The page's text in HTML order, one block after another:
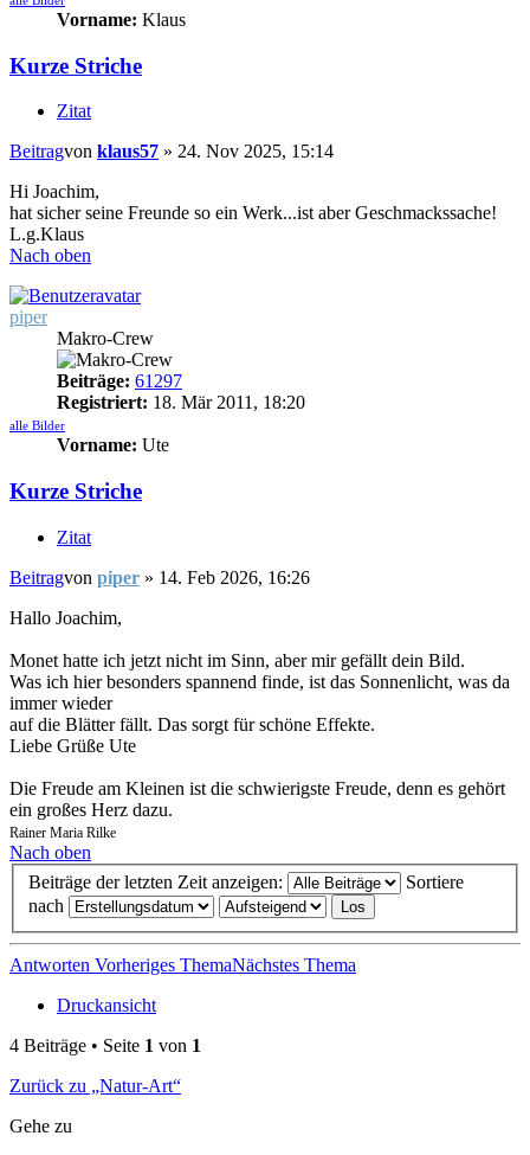
Vorname: Klaus
Kurze Striche
Zitat
Beitragvon klaus57 » 24. Nov 2025, 15:14
Hi Joachim,
hat sicher seine Freunde so ein Werk...ist aber Geschmackssache!
L.g.Klaus
Nach oben
piper
Makro-Crew
Beiträge: 61297
Registriert: 18. Mär 2011, 18:20
alle Bilder
Vorname: Ute
Kurze Striche
Zitat
Beitragvon piper » 14. Feb 2026, 16:26
Hallo Joachim,
Monet hatte ich jetzt nicht im Sinn, aber mir gefällt dein Bild.
Was ich hier besonders spannend finde, ist das Sonnenlicht, was da
immer wieder
auf die Blätter fällt. Das sorgt für schöne Effekte.
Liebe Grüße Ute
Die Freude am Kleinen ist die schwierigste Freude, denn es gehört
ein großes Herz dazu.
Rainer Maria Rilke
Nach oben
Beiträge der letzten Zeit anzeigen:
Sortiere
nach
Antworten Vorheriges ThemaNächstes Thema
Druckansicht
4 Beiträge • Seite 1 von 1
Zurück zu „Natur-Art“
Gehe zu